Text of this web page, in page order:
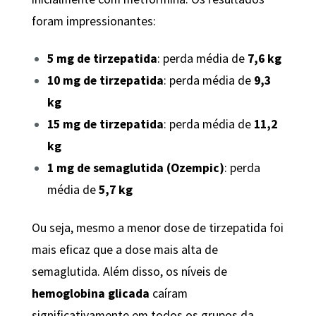
foram impressionantes:
5 mg de tirzepatida: perda média de 7,6 kg
10 mg de tirzepatida: perda média de 9,3
kg
15 mg de tirzepatida: perda média de 11,2
kg
1 mg de semaglutida (Ozempic): perda
média de5,7 kg
Ou seja, mesmo a menor dose de tirzepatida foi
mais eficaz que a dose mais alta de
semaglutida. Além disso, os níveis de
hemoglobina glicada caíram